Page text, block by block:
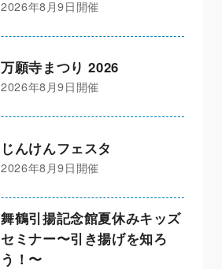
2026年8月9日開催
万願寺まつり 2026
2026年8月9日開催
じんけんフェスタ
2026年8月9日開催
舞鶴引揚記念館夏休みキッズ
セミナー〜引き揚げを知ろ
う！〜